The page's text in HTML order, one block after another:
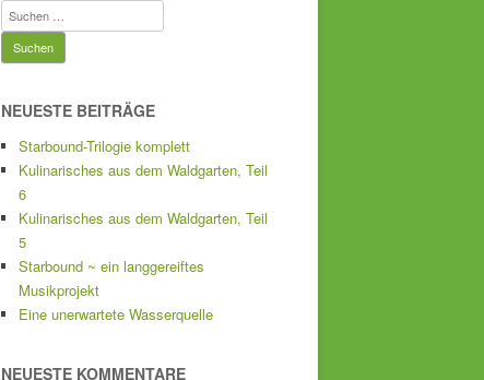
Suchen
nach:
NEUESTE BEITRÄGE
Starbound-Trilogie komplett
Kulinarisches aus dem Waldgarten, Teil
6
Kulinarisches aus dem Waldgarten, Teil
5
Starbound ~ ein langgereiftes
Musikprojekt
Eine unerwartete Wasserquelle
NEUESTE KOMMENTARE